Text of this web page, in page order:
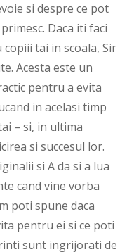
si despre ce pot
Daca iti faci
tai in scoala, Sir
Acesta este un
pentru a evita
in acelasi timp
– si, in ultima
si succesul lor.
si A da si a lua
cand vine vorba
poti spune daca
pentru ei si ce poti
sunt ingrijorati de